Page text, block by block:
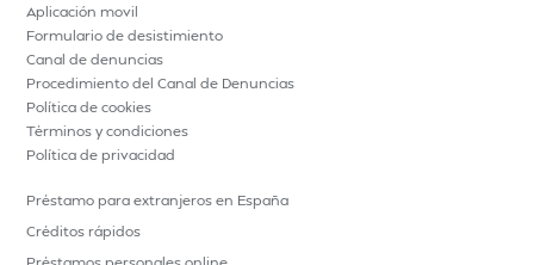
Aplicación movil
Formulario de desistimiento
Canal de denuncias
Procedimiento del Canal de Denuncias
Política de cookies
Términos y condiciones
Política de privacidad
Préstamo para extranjeros en España
Créditos rápidos